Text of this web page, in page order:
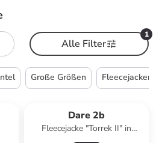
1
Alle Filter
Große Größen
Dare 2b
Fleecejacke "Torrek II" in
Anthrazit